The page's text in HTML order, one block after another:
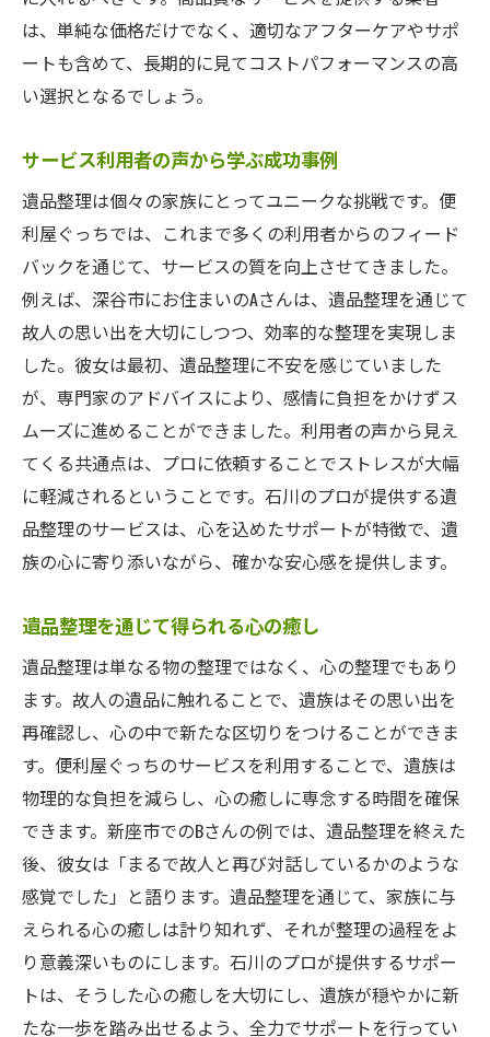
は、単純な価格だけでなく、適切なアフターケアやサポ
ートも含めて、長期的に見てコストパフォーマンスの高
い選択となるでしょう。
サービス利用者の声から学ぶ成功事例
遺品整理は個々の家族にとってユニークな挑戦です。便
利屋ぐっちでは、これまで多くの利用者からのフィード
バックを通じて、サービスの質を向上させてきました。
例えば、深谷市にお住まいのAさんは、遺品整理を通じて
故人の思い出を大切にしつつ、効率的な整理を実現しま
した。彼女は最初、遺品整理に不安を感じていました
が、専門家のアドバイスにより、感情に負担をかけずス
ムーズに進めることができました。利用者の声から見え
てくる共通点は、プロに依頼することでストレスが大幅
に軽減されるということです。石川のプロが提供する遺
品整理のサービスは、心を込めたサポートが特徴で、遺
族の心に寄り添いながら、確かな安心感を提供します。
遺品整理を通じて得られる心の癒し
遺品整理は単なる物の整理ではなく、心の整理でもあり
ます。故人の遺品に触れることで、遺族はその思い出を
再確認し、心の中で新たな区切りをつけることができま
す。便利屋ぐっちのサービスを利用することで、遺族は
物理的な負担を減らし、心の癒しに専念する時間を確保
できます。新座市でのBさんの例では、遺品整理を終えた
後、彼女は「まるで故人と再び対話しているかのような
感覚でした」と語ります。遺品整理を通じて、家族に与
えられる心の癒しは計り知れず、それが整理の過程をよ
り意義深いものにします。石川のプロが提供するサポー
トは、そうした心の癒しを大切にし、遺族が穏やかに新
たな一歩を踏み出せるよう、全力でサポートを行ってい